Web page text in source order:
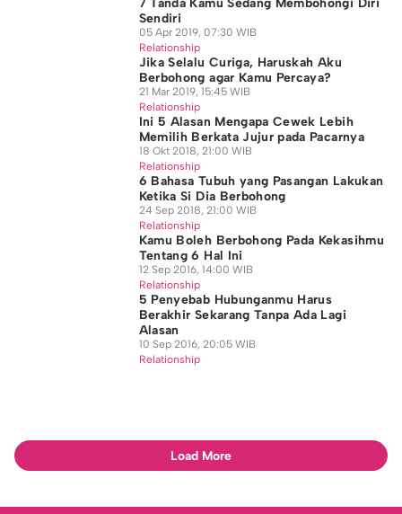
7 Tanda Kamu Sedang Membohongi Diri
Sendiri
05 Apr 2019, 07:30 WIB
Relationship
Jika Selalu Curiga, Haruskah Aku
Berbohong agar Kamu Percaya?
21 Mar 2019, 15:45 WIB
Relationship
Ini 5 Alasan Mengapa Cewek Lebih
Memilih Berkata Jujur pada Pacarnya
18 Okt 2018, 21:00 WIB
Relationship
6 Bahasa Tubuh yang Pasangan Lakukan
Ketika Si Dia Berbohong
24 Sep 2018, 21:00 WIB
Relationship
Kamu Boleh Berbohong Pada Kekasihmu
Tentang 6 Hal Ini
12 Sep 2016, 14:00 WIB
Relationship
5 Penyebab Hubunganmu Harus
Berakhir Sekarang Tanpa Ada Lagi
Alasan
10 Sep 2016, 20:05 WIB
Relationship
Load More